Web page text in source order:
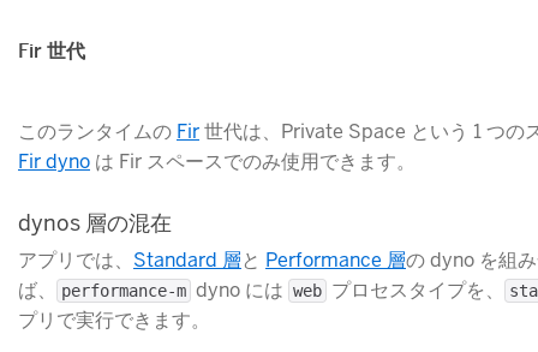
Fir 世代
このランタイムの Fir 世代は、Private Space という 1 つ
Fir dyno ​ は Fir スペースでのみ使用できます。
dynos 層の混在
アプリでは、 Standard 層​と Performance 層の dyno を組
ば、
performance-m ​ dyno には web ​ プロセスタイプを、
プリで実行できます。